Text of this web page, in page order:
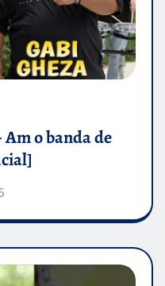
o banda de